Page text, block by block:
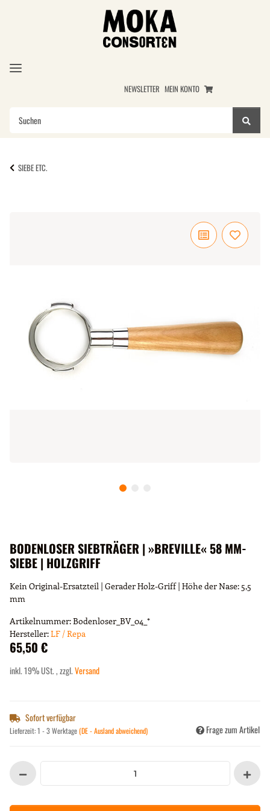
NEWSLETTER MEIN KONTO
SIEBE ETC.
BODENLOSER SIEBTRÄGER | »BREVILLE« 58 MM-
SIEBE | HOLZGRIFF
Kein Original-Ersatzteil | Gerader Holz-Griff | Höhe der Nase: 5,5
mm
Artikelnummer:Bodenloser_BV_04_*
Hersteller:LF / Repa
65,50 €
inkl. 19% USt. , zzgl.Versand
Sofort verfügbar
Lieferzeit:1 - 3 Werktage(DE - Ausland abweichend) Frage zum Artikel